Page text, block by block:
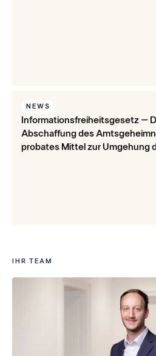
NEWS
Informationsfreiheitsgesetz –
Abschaffung des
probates Mittel zur Umgehung
IHR TEAM